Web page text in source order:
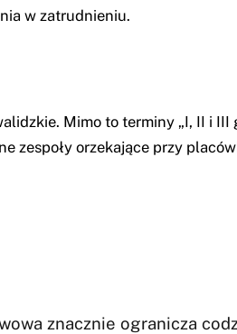
w zatrudnieniu.
Mimo to terminy „I, II i III
zespoły orzekające przy
znacznie ogranicza